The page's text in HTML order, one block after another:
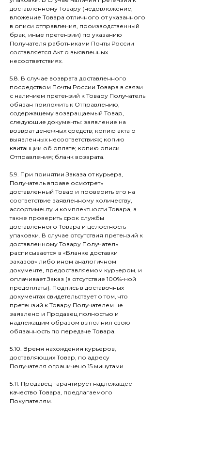
доставленному Товару (недовложение,
вложение Товара отличного от указанного
в описи отправления, производственный
брак, иные претензии) по указанию
Получателя работниками Почты России
составляется Акт о выявленных
несоответствиях.
5.8. В случае возврата доставленного
посредством Почты России Товара в связи
с наличием претензий к Товару Получатель
обязан приложить к Отправлению,
содержащему возвращаемый Товар,
следующие документы: заявление на
возврат денежных средств; копию акта о
выявленных несоответствиях; копию
квитанции об оплате; копию описи
Отправления; бланк возврата.
5.9. При принятии Заказа от курьера,
Получатель вправе осмотреть
доставленный Товар и проверить его на
соответствие заявленному количеству,
ассортименту и комплектности Товара, а
также проверить срок службы
доставленного Товара и целостность
упаковки. В случае отсутствия претензий к
доставленному Товару Получатель
расписывается в «Бланке доставки
заказов» либо ином аналогичном
документе, предоставляемом курьером, и
оплачивает Заказ (в отсутствие 100%-ной
предоплаты). Подпись в доставочных
документах свидетельствует о том, что
претензий к Товару Получателем не
заявлено и Продавец полностью и
надлежащим образом выполнил свою
обязанность по передаче Товара.
5.10. Время нахождения курьеров,
доставляющих Товар, по адресу
Получателя ограничено 15 минутами.
5.11. Продавец гарантирует надлежащее
качество Товара, предлагаемого
Покупателям.